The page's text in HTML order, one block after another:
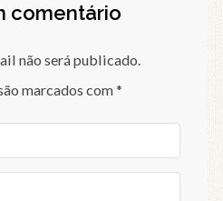
comentário
não será publicado.
marcados com*